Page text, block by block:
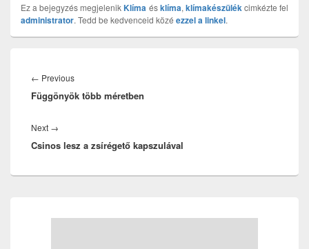
Ez a bejegyzés megjelenikKlíma ésklíma, klímakészülékcimkézte fel
administrator. Tedd be kedvenceid közé ezzel a linkel.
navigáció
← PreviousPrevious
post:
Függönyök több méretben
Next →
post:
Csinos lesz a zsírégető kapszulával